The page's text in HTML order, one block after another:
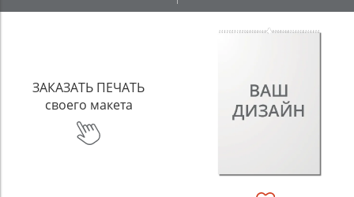
ЗАКАЗАТЬ ПЕЧАТЬ
своего макета